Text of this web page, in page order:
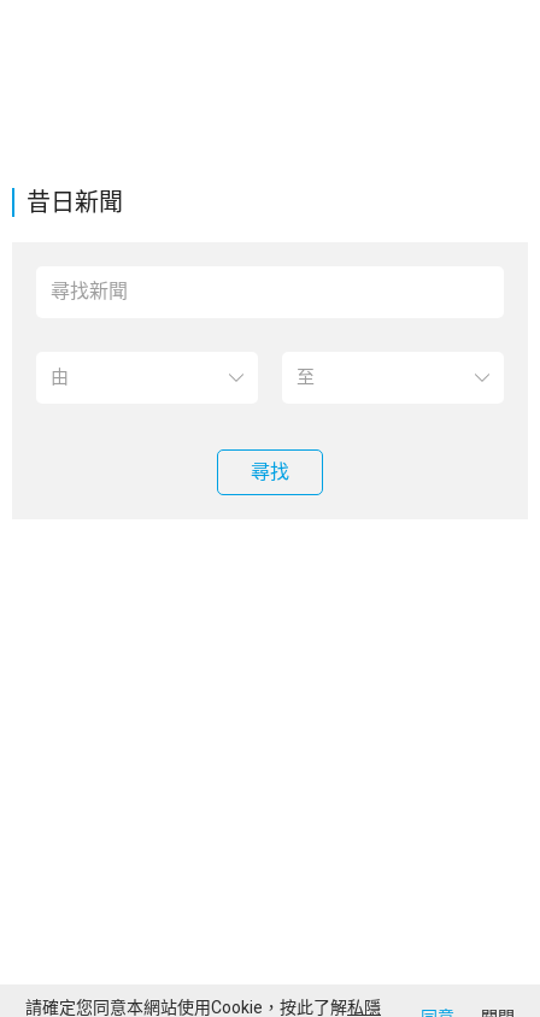
昔日新聞
尋找
請確定您同意本網站使用Cookie，按此了解私隱